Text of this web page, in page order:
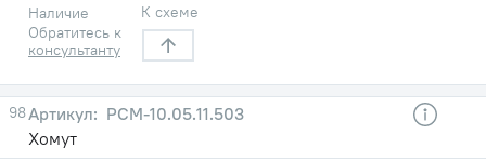
Наличие
Обратитесь к
консультанту
К схеме
98
РСM-10.05.11.503
Хомут